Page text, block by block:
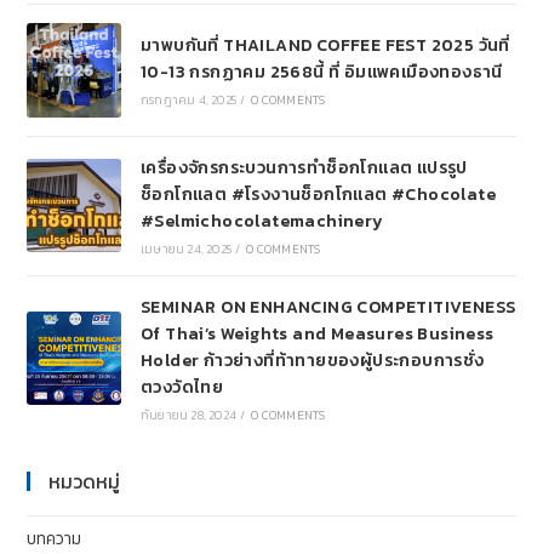
มาพบกันที่ THAILAND COFFEE FEST 2025 วันที่
10-13 กรกฏาคม 2568นี้ ที่ อิมแพคเมืองทองธานี
กรกฎาคม 4, 2025 / 0 COMMENTS
เครื่องจักรกระบวนการทำช็อกโกแลต แปรรูป
ช็อกโกแลต #โรงงานช็อกโกแลต #Chocolate
#Selmichocolatemachinery
เมษายน 24, 2025 / 0 COMMENTS
SEMINAR ON ENHANCING COMPETITIVENESS
Of Thai’s Weights and Measures Business
Holder ก้าวย่างที่ท้าทายของผู้ประกอบการชั่ง
ตวงวัดไทย
กันยายน 28, 2024 / 0 COMMENTS
หมวดหมู่
บทความ